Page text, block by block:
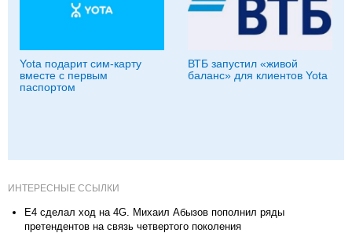
Yota подарит сим-карту
вместе с первым
паспортом
ВТБ запустил «живой
баланс» для клиентов Yota
ИНТЕРЕСНЫЕ ССЫЛКИ
E4 сделал ход на 4G. Михаил Абызов пополнил ряды
претендентов на связь четвертого поколения